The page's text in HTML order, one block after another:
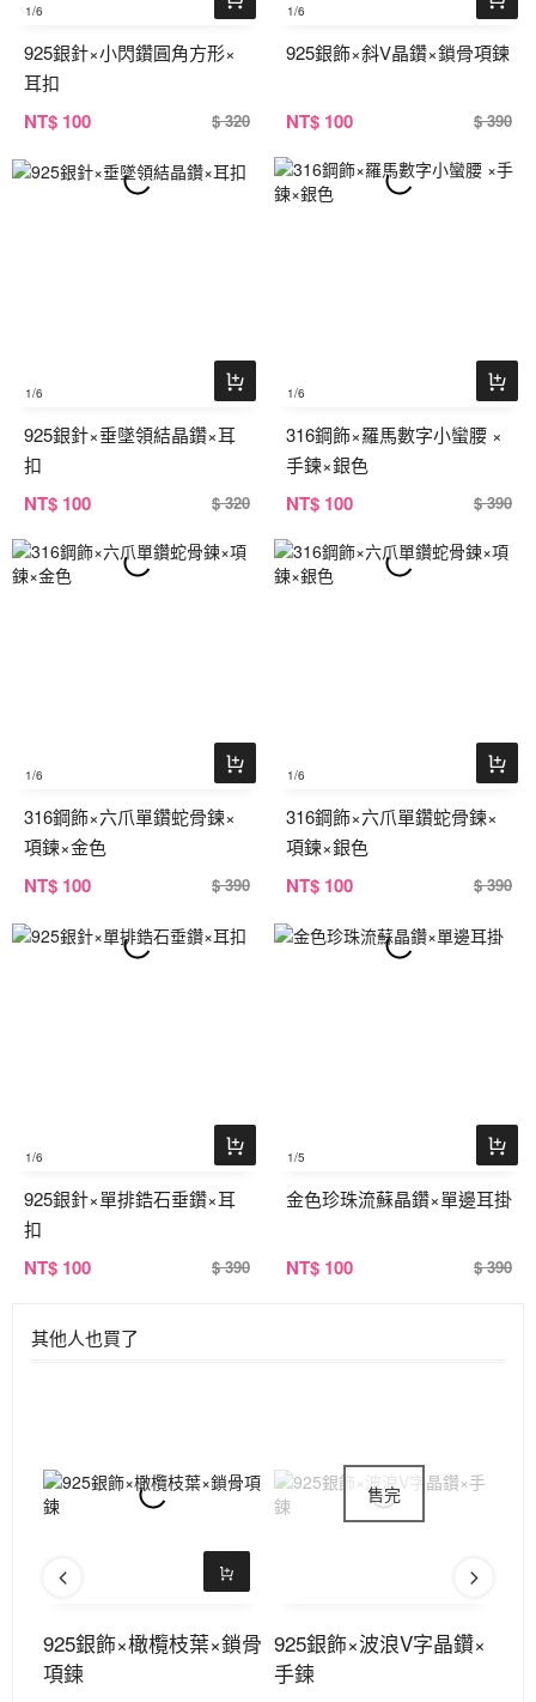
1/6
925銀針×小閃鑽圓角方形×
耳扣
NT$ 100 $ 320
1/6
925銀飾×斜V晶鑽×鎖骨項鍊
NT$ 100 $ 390
1/6
925銀針×垂墜領結晶鑽×耳
扣
NT$ 100 $ 320
1/6
316鋼飾×羅馬數字小蠻腰 ×
手鍊×銀色
NT$ 100 $ 390
1/6
316鋼飾×六爪單鑽蛇骨鍊×
項鍊×金色
NT$ 100 $ 390
1/6
316鋼飾×六爪單鑽蛇骨鍊×
項鍊×銀色
NT$ 100 $ 390
1/6
925銀針×單排鋯石垂鑽×耳
扣
NT$ 100 $ 390
1/5
金色珍珠流蘇晶鑽×單邊耳掛
NT$ 100 $ 390
其他人也買了
925銀飾×橄欖枝葉×鎖骨
項鍊
925銀飾×波浪V字晶鑽×
手鍊